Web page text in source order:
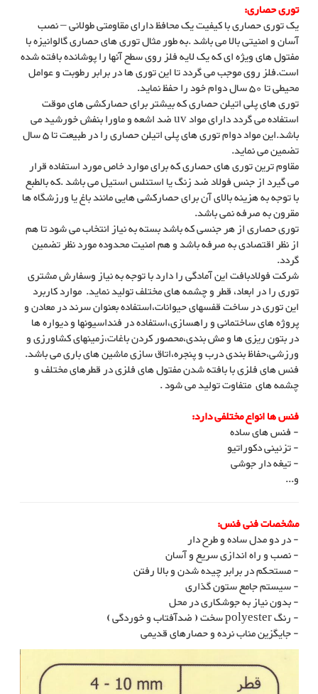
توری حصاری:
یک توری حصاری با کیفیت یک محافظ دارای مقاومتی طولانی – نصب
آسان و امنیتی بالا می باشد .به طور مثال توری های حصاری گالوانیزه با
مفتول های ویژه ای که یک لایه فلز روی سطح آنها را پوشانده بافته شده
است.فلز روی موجب می گردد تا این توری ها در برابر رطوبت و عوامل
محیطی تا 50 سال دوام خود را حفظ نماید.
توری های پلی اتیلن حصاری که بیشتر برای حصارکشی های موقت
استفاده می گردد دارای مواد uv ضد اشعه و ماورا بنفش خورشید می
باشد.این مواد دوام توری های پلی اتیلن حصاری را در طبیعت تا 5 سال
تضمین می نماید.
مقاوم ترین توری های حصاری که برای موارد خاص مورد استفاده قرار
می گیرد از جنس فولاد ضد زنگ یا استنلس استیل می باشد .که بالطبع
با توجه به هزینه بالای آن برای حصارکشی هایی مانند باغ یا ورزشگاه ها
مقرون به صرفه نمی باشد.
توری حصاری از هر جنسی که باشد بسته به نیاز انتخاب می شود تا هم
از نظر اقتصادی به صرفه باشد و هم امنیت محدوده مورد نظر تضمین
گردد.
شرکت فولادبافت این آمادگی را دارد با توجه به نیاز وسفارش مشتری
توری را در ابعاد، قطر و چشمه های مختلف تولید نماید. موارد کاربرد
این توری در ساخت قفسهای حیوانات،استفاده بعنوان سرند در معادن و
پروژه های ساختمانی و راهسازی،استفاده در فنداسیونها و دیواره ها
در بتون ریزی ها و مش بندی،محصور کردن باغات،زمینهای کشاورزی و
ورزشی،حفاظ بندی درب و پنجره،اتاق سازی ماشین های باری می باشد.
فنس های فلزی با بافته شدن مفتول های فلزی در قطرهای مختلف و
چشمه های متفاوت تولید می شود .
فنس ها انواع مختلفی دارد:
- فنس های ساده
- تزئینی دکوراتیو
- تیغه دار جوشی
و...
مشخصات فنی فنس:
- در دو مدل ساده و طرح دار
- نصب و راه اندازی سریع و آسان
- مستحکم در برابر چیده شدن و بالا رفتن
- سیستم جامع ستون گذاری
- بدون نیاز به جوشکاری در محل
- رنگ polyester سخت ( ضدآفتاب و خوردگی )
- جایگزین مناب نرده و حصارهای قدیمی